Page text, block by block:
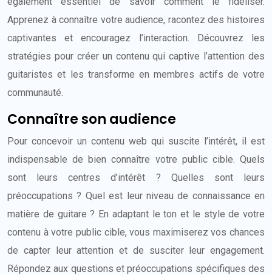
Apprenez à connaître votre audience, racontez des histoires
captivantes et encouragez l’interaction. Découvrez les
stratégies pour créer un contenu qui captive l’attention des
guitaristes et les transforme en membres actifs de votre
communauté.
Connaître son audience
Pour concevoir un contenu web qui suscite l’intérêt, il est
indispensable de bien connaître votre public cible. Quels
sont leurs centres d’intérêt ? Quelles sont leurs
préoccupations ? Quel est leur niveau de connaissance en
matière de guitare ? En adaptant le ton et le style de votre
contenu à votre public cible, vous maximiserez vos chances
de capter leur attention et de susciter leur engagement.
Répondez aux questions et préoccupations spécifiques des